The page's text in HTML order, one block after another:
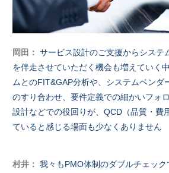
岡田： サービス設計のご支援からシステ
を伴走させていただく機会も増えていく
ムとのFIT&GAP分析や、システムベンダ
のすり合わせ、要件定義での細かいフォ
設計などでの役回りが、QCD（品質・費
ていると感じる場面も少なくありません
村井： 我々もPMO体制のダブルチェッ